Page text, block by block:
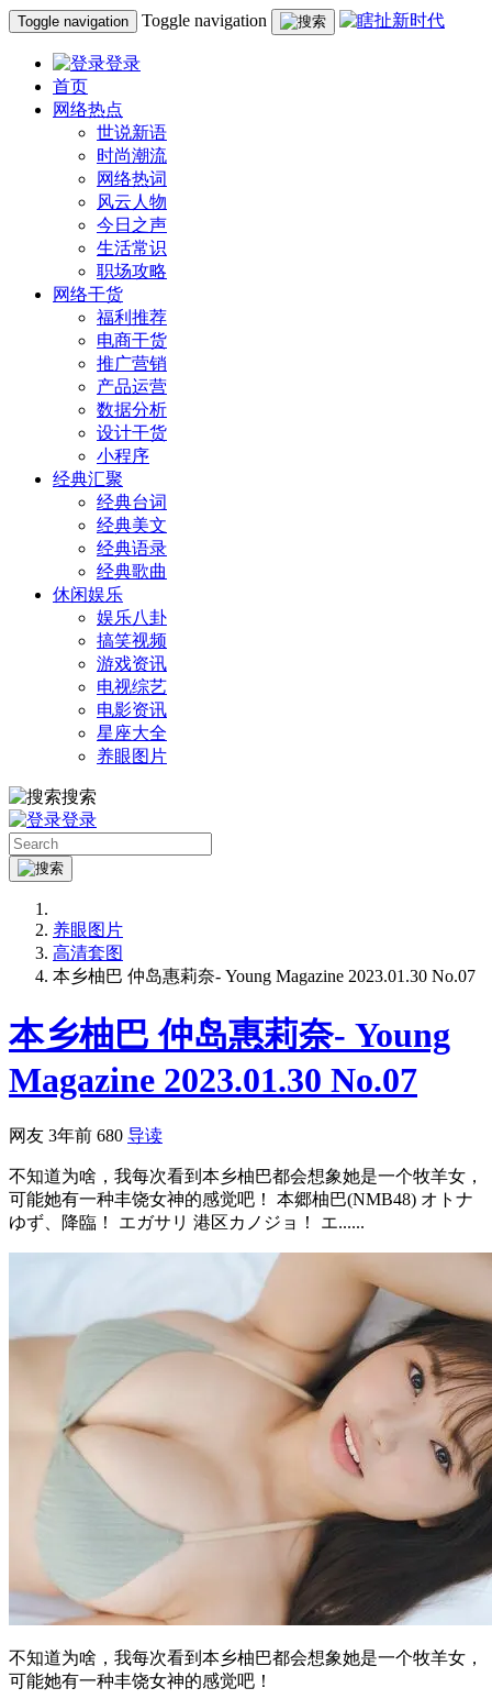
Toggle navigation Toggle navigation
登录
首页
网络热点
世说新语
时尚潮流
网络热词
风云人物
今日之声
生活常识
职场攻略
网络干货
福利推荐
电商干货
推广营销
产品运营
数据分析
设计干货
小程序
经典汇聚
经典台词
经典美文
经典语录
经典歌曲
休闲娱乐
娱乐八卦
搞笑视频
游戏资讯
电视综艺
电影资讯
星座大全
养眼图片
搜索
登录
养眼图片
高清套图
本乡柚巴 仲岛惠莉奈- Young Magazine 2023.01.30 No.07
本乡柚巴 仲岛惠莉奈- Young
Magazine 2023.01.30 No.07
网友 3年前 680 导读
不知道为啥，我每次看到本乡柚巴都会想象她是一个牧羊女，
可能她有一种丰饶女神的感觉吧！ 本郷柚巴(NMB48) オトナ
ゆず、降臨！ エガサリ 港区カノジョ！ エ......
不知道为啥，我每次看到本乡柚巴都会想象她是一个牧羊女，
可能她有一种丰饶女神的感觉吧！